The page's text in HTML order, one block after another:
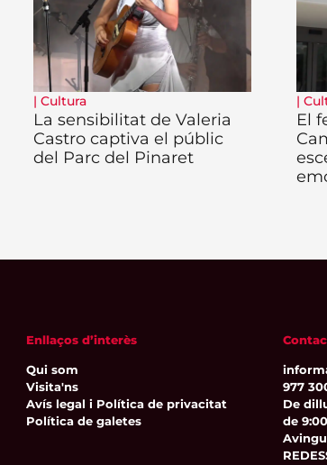
| Cultura
La sensibilitat de Valeria
Castro captiva el públic
del Parc del Pinaret
|
El
Enllaços d’interès
Qui som
Visita'ns
Avís legal i Política de privacitat
Política de galetes
977
De
de